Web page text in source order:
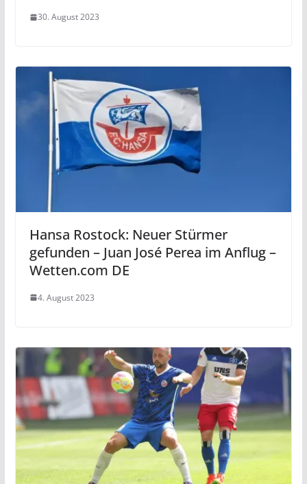
30. August 2023
Hansa Rostock: Neuer Stürmer
gefunden – Juan José Perea im Anflug –
Wetten.com DE
4. August 2023